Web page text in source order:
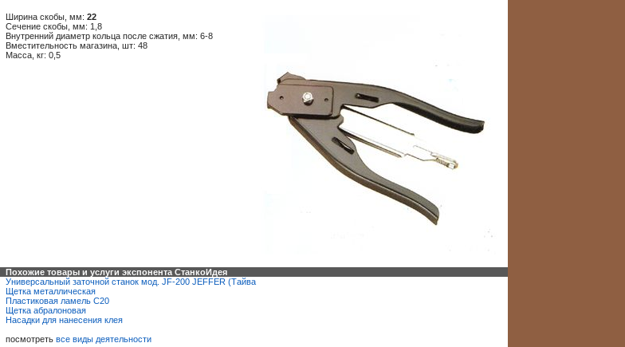
Ширина скобы, мм: 22
Сечение скобы, мм: 1,8
Внутренний диаметр кольца после сжатия, мм: 6-8
Вместительность магазина, шт: 48
Масса, кг: 0,5
Похожие товары и услуги экспонента СтанкоИдея
Универсальный заточной станок мод. JF-200 JEFFER (Тайва
Щетка металлическая
Пластиковая ламель C20
Щетка абралоновая
Насадки для нанесения клея
посмотреть все виды деятельности